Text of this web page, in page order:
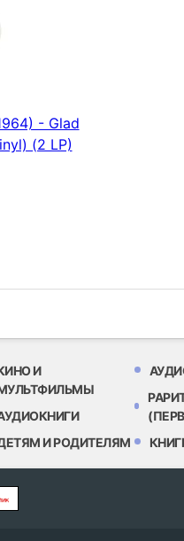
- Glad
(2 LP)
И
И РОДИТЕЛЯМ